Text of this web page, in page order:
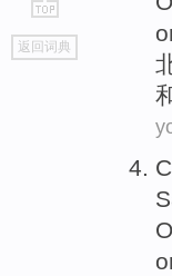
go
top
返回词典